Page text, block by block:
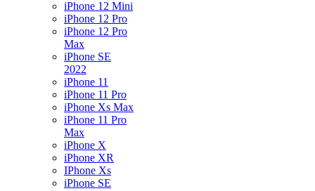
iPhone 12 Mini
iPhone 12 Pro
iPhone 12 Pro
Max
iPhone SE
2022
iPhone 11
iPhone 11 Pro
iPhone Xs Max
iPhone 11 Pro
Max
iPhone X
iPhone XR
IPhone Xs
iPhone SE